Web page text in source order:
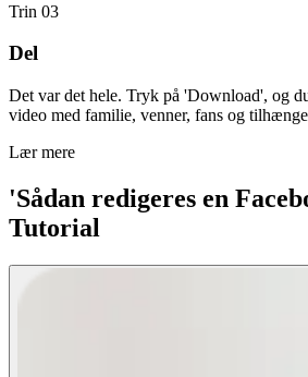
Trin 03
Del
Det var det hele. Tryk på 'Download', og
video med familie, venner, fans og
Lær mere
'Sådan redigeres en
Tutorial